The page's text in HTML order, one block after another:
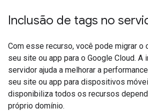
Inclusão de tags no
Com esse recurso, você pode migrar o
seu site ou app para o Google Cloud. A
servidor ajuda a melhorar a
seu site ou app para dispositivos
disponibiliza todos os recursos
próprio domínio.